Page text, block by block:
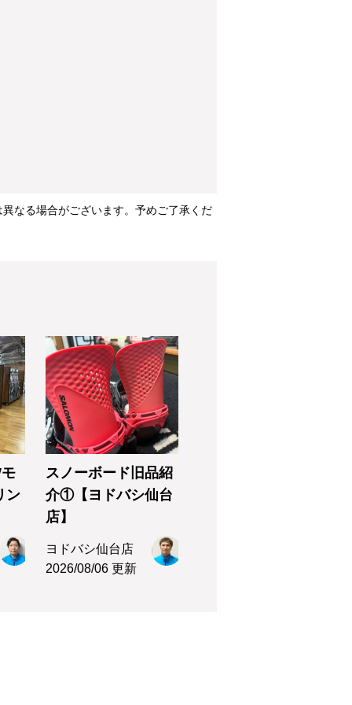
なる場合がございます。予めご了承くだ
ン
スノーボード旧品紹
介①【ヨドバシ仙台
店】
ヨドバシ仙台店
2026/08/06 更新